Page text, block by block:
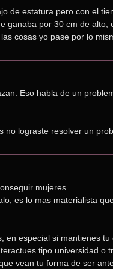
de estatura pero con el
ganaba por 30 cm de
cosas yo pase por lo
Eso habla de un
lograste resolver un
mujeres.
es lo mas materialista
en especial si mantienes
tipo universidad o
vean tu forma de ser